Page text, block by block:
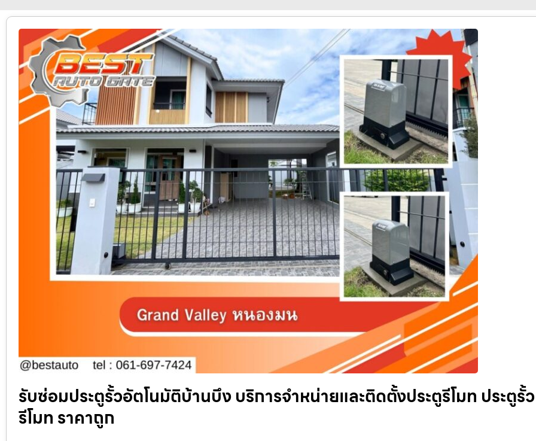
รับซ่อมประตูรั้วอัตโนมัติบ้านบึง บริการจำหน่ายและติดตั้งประตูรีโมท ประตูรั้ว
รีโมท ราคาถูก